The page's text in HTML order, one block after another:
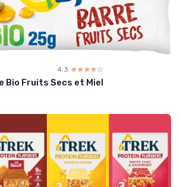
4.3 ☆☆☆☆☆
★★★★★
Bio Fruits Secs et Miel